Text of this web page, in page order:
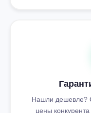
Нашли дешевле?
цены